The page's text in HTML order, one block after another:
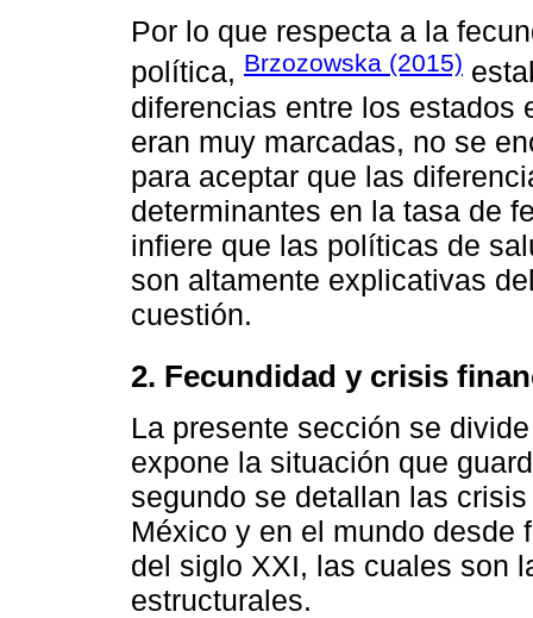
Por lo que respecta a la
política, Brzozowska (2015)
diferencias entre los estados
eran muy marcadas, no se
para aceptar que las
determinantes en la tasa de
infiere que las políticas de
son altamente explicativas
cuestión.
2. Fecundidad y crisis
La presente sección se
expone la situación que
segundo se detallan las
México y en el mundo desde
del siglo XXI, las cuales son
estructurales.